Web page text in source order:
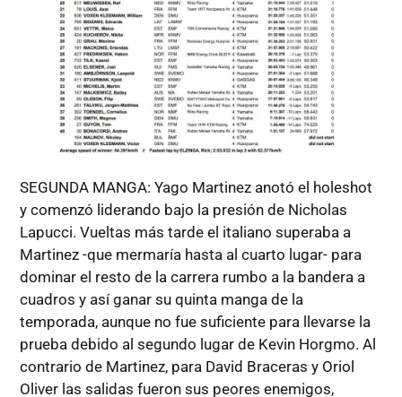
SEGUNDA MANGA: Yago Martinez anotó el holeshot
y comenzó liderando bajo la presión de Nicholas
Lapucci. Vueltas más tarde el italiano superaba a
Martinez -que mermaría hasta al cuarto lugar- para
dominar el resto de la carrera rumbo a la bandera a
cuadros y así ganar su quinta manga de la
temporada, aunque no fue suficiente para llevarse la
prueba debido al segundo lugar de Kevin Horgmo. Al
contrario de Martinez, para David Braceras y Oriol
Oliver las salidas fueron sus peores enemigos,